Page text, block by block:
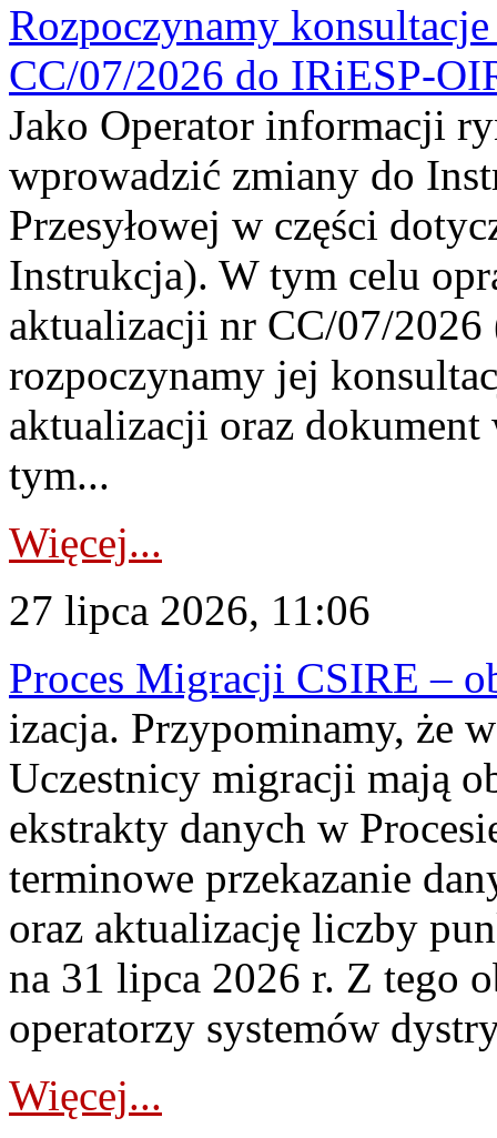
Rozpoczynamy
CC/07/2026 do IRiESP-
Jako Operator informacji
wprowadzić zmiany do
Przesyłowej w części
Instrukcja). W tym celu
aktualizacji nr CC/07/
rozpoczynamy jej
aktualizacji oraz
tym...
Więcej...
27 lipca 2026, 11:06
Proces Migracji CSIRE –
izacja. Przypominamy, że
Uczestnicy migracji mają
ekstrakty danych w
terminowe przekazanie
oraz aktualizację liczby
na 31 lipca 2026 r. Z tego
operatorzy systemów
Więcej...